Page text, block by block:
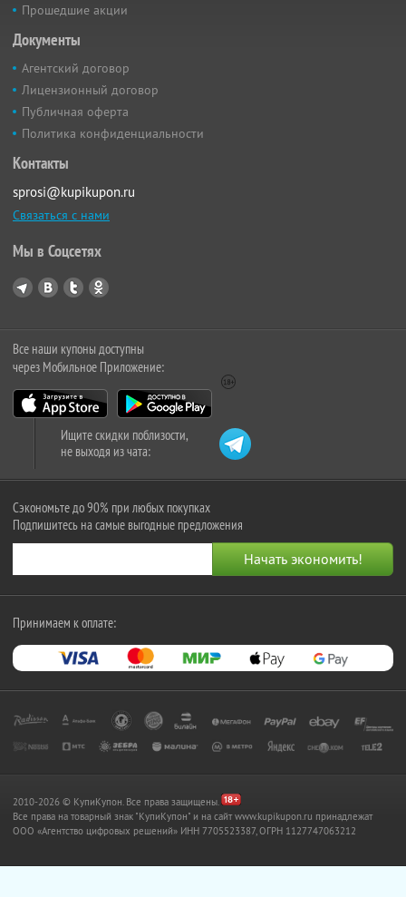
Прошедшие акции
Документы
Агентский договор
Лицензионный договор
Публичная оферта
Политика конфиденциальности
Контакты
sprosi@kupikupon.ru
Связаться с нами
Мы в Соцсетях
Все наши купоны доступны
через Мобильное Приложение:
Ищите скидки поблизости,
не выходя из чата:
Сэкономьте до 90% при любых покупках
Подпишитесь на самые выгодные предложения
Принимаем к оплате:
2010-2026 © КупиКупон. Все права защищены.
Все права на товарный знак "КупиКупон" и на сайт www.kupikupon.ru принадлежат
OOO «Агентство цифровых решений» ИНН 7705523387, ОГРН 1127747063212